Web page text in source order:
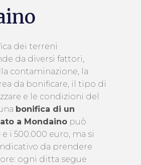
dei terreni
da diversi fattori,
contaminazione, la
da bonificare, il tipo di
e le condizioni del
bonifica di un
a Mondaino può
i 500.000 euro, ma si
da prendere
ogni ditta segue